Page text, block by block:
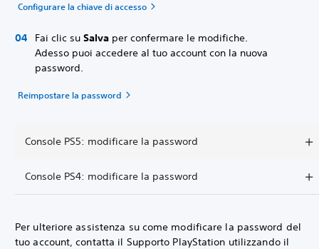
Configurare la chiave di accesso
Fai clic su Salva per confermare le modifiche.
Adesso puoi accedere al tuo account con la nuova
password.
Reimpostare la password
Console PS5: modificare la password
Console PS4: modificare la password
Per ulteriore assistenza su come modificare la password del
tuo account, contatta il Supporto PlayStation utilizzando il